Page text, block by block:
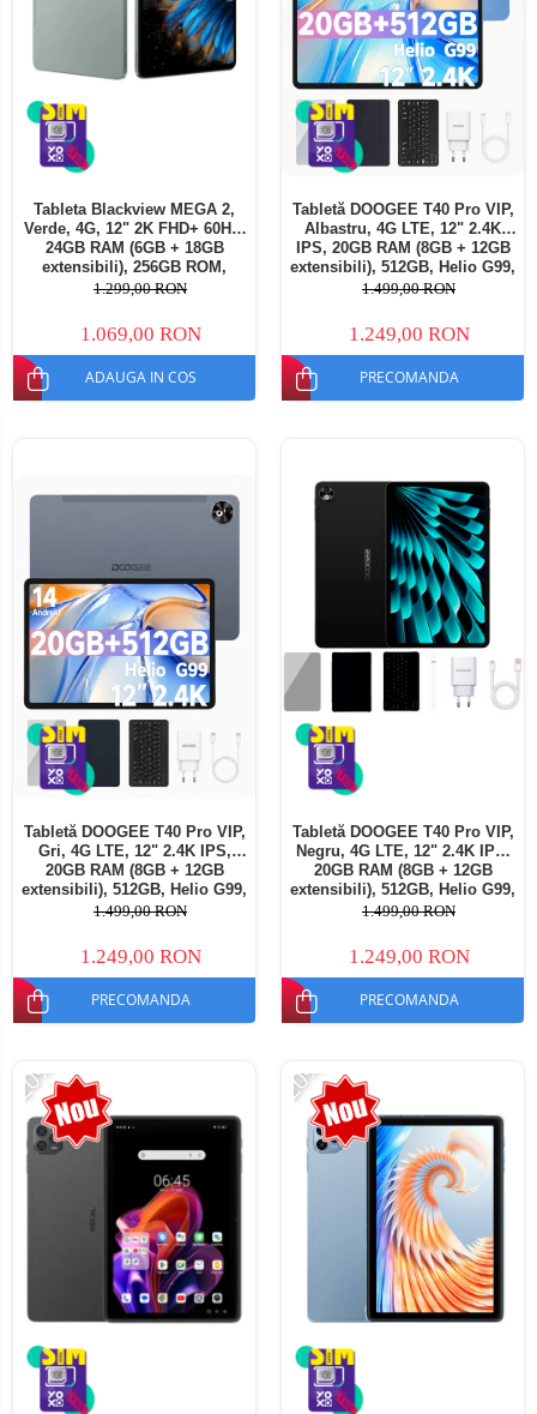
Tableta Blackview MEGA 2,
Verde, 4G, 12" 2K FHD+ 60Hz,
24GB RAM (6GB + 18GB
extensibili), 256GB ROM,
Android 15, Unisoc T615,
Stylus, Face Unlock, Dual SIM
1.299,00 RON
1.069,00 RON
ADAUGA IN COS
Tabletă DOOGEE T40 Pro VIP,
Albastru, 4G LTE, 12" 2.4K
IPS, 20GB RAM (8GB + 12GB
extensibili), 512GB, Helio G99,
10800mAh, 33W, Android 14,
1.499,00 RON
1.249,00 RON
PRECOMANDA
Tabletă DOOGEE T40 Pro VIP,
Gri, 4G LTE, 12" 2.4K IPS,
20GB RAM (8GB + 12GB
extensibili), 512GB, Helio G99,
10800mAh, 33W, Android 14,
1.499,00 RON
1.249,00 RON
PRECOMANDA
Tabletă DOOGEE T40 Pro VIP,
Negru, 4G LTE, 12" 2.4K IPS,
20GB RAM (8GB + 12GB
extensibili), 512GB, Helio G99,
10800mAh, 33W, Android 14,
1.499,00 RON
1.249,00 RON
PRECOMANDA
-20% -20%